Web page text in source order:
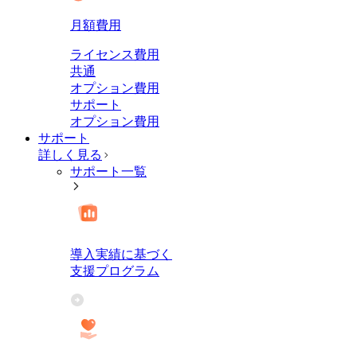
月額費用
ライセンス費用
共通
オプション費用
サポート
オプション費用
サポート
詳しく見る
サポート一覧
導入実績に基づく
支援プログラム